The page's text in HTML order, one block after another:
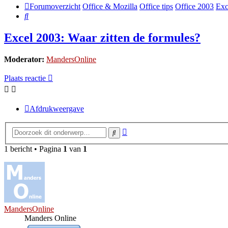
Forumoverzicht Office & Mozilla Office tips Office 2003
Zoek
Excel 2003: Waar zitten de formules?
Moderator: MandersOnline
Plaats reactie
Afdrukweergave
Zoek
1 bericht • Pagina 1 van 1
MandersOnline
Manders Online